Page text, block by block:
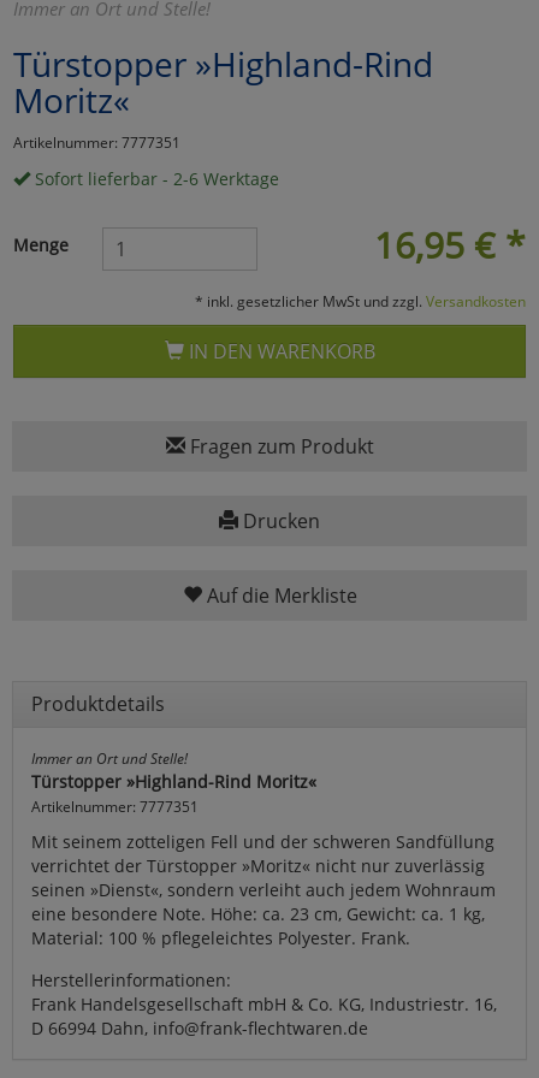
Immer an Ort und Stelle!
Türstopper »Highland-Rind
Moritz«
Artikelnummer: 7777351
Sofort lieferbar - 2-6 Werktage
16,95 € *
Menge
* inkl. gesetzlicher MwSt und zzgl. Versandkosten
IN DEN WARENKORB
Fragen zum Produkt
Drucken
Auf die Merkliste
Produktdetails
Immer an Ort und Stelle!
Türstopper »Highland-Rind Moritz«
Artikelnummer: 7777351
Mit seinem zotteligen Fell und der schweren Sandfüllung
verrichtet der Türstopper »Moritz« nicht nur zuverlässig
seinen »Dienst«, sondern verleiht auch jedem Wohnraum
eine besondere Note. Höhe: ca. 23 cm, Gewicht: ca. 1 kg,
Material: 100 % pflegeleichtes Polyester. Frank.
Herstellerinformationen:
Frank Handelsgesellschaft mbH & Co. KG, Industriestr. 16,
D 66994 Dahn, info@frank-flechtwaren.de
Umfragetools
zurückzu Haupptseite